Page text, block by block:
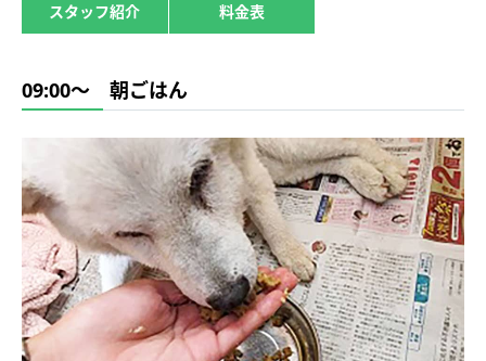
スタッフ紹介 料金表
09:00～ 朝ごはん